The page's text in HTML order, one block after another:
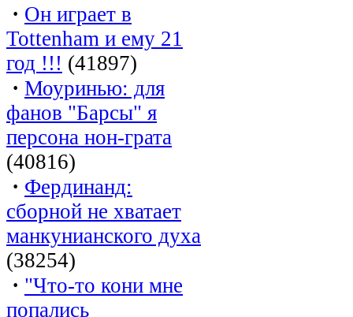
· Он играет в
Tottenham и ему 21
год !!! (41897)
· Моуринью: для
фанов "Барсы" я
персона нон-грата
(40816)
· Фердинанд:
сборной не хватает
манкунианского духа
(38254)
· "Что-то кони мне
попались